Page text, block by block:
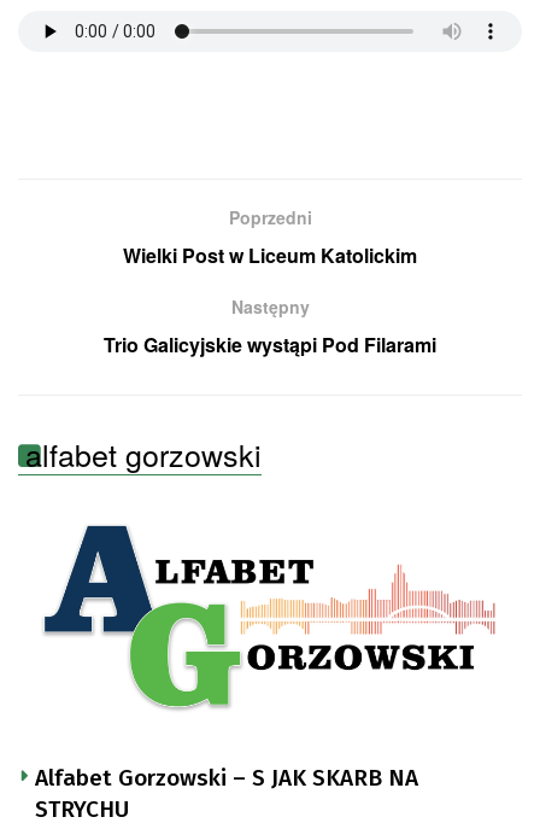
Poprzedni
Wielki Post w Liceum Katolickim
Następny
Trio Galicyjskie wystąpi Pod Filarami
alfabet gorzowski
Alfabet Gorzowski – S JAK SKARB NA
STRYCHU